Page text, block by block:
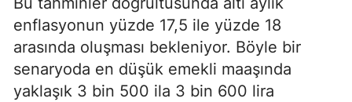
enflasyonun yüzde 17,5 ile yüzde 18
arasında oluşması bekleniyor. Böyle bir
senaryoda en düşük emekli maaşında
yaklaşık 3 bin 500 ila 3 bin 600 lira